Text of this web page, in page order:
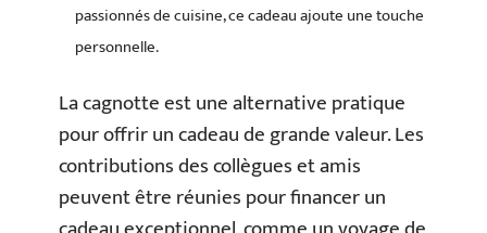
passionnés de cuisine, ce cadeau ajoute une touche
personnelle.
La cagnotte est une alternative pratique
pour offrir un cadeau de grande valeur. Les
contributions des collègues et amis
peuvent être réunies pour financer un